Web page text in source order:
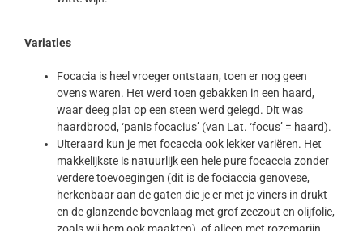
Variaties
Focacia is heel vroeger ontstaan, toen er nog geen
ovens waren. Het werd toen gebakken in een haard,
waar deeg plat op een steen werd gelegd. Dit was
haardbrood, ‘panis focacius’ (van Lat. ‘focus’ = haard).
Uiteraard kun je met focaccia ook lekker variëren. Het
makkelijkste is natuurlijk een hele pure focaccia zonder
verdere toevoegingen (dit is de fociaccia genovese,
herkenbaar aan de gaten die je er met je viners in drukt
en de glanzende bovenlaag met grof zeezout en olijfolie,
zoals wij hem ook maakten), of alleen met rozemarijn